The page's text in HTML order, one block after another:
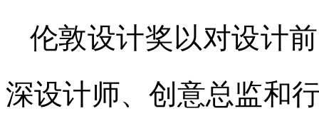
伦敦设计奖以对设计
深设计师、创意总监和